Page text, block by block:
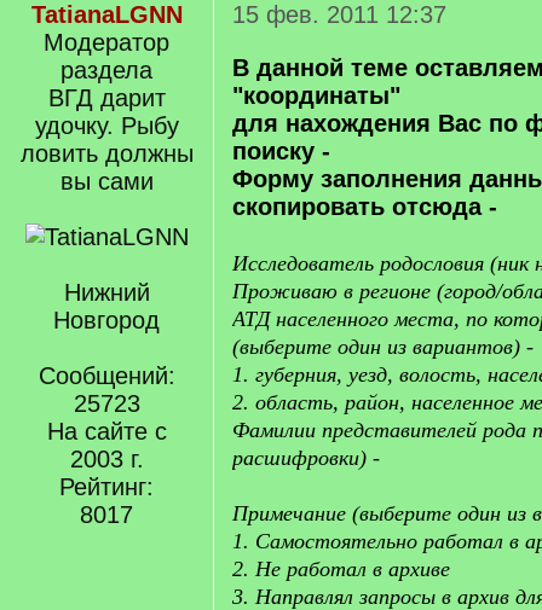
TatianaLGNN
Модератор
раздела
ВГД дарит
удочку. Рыбу
ловить должны
вы сами
Нижний
Новгород
Сообщений:
25723
На сайте с
2003 г.
Рейтинг:
8017
15 фев. 2011 12:37
В данной теме
"координаты"
для нахождения Вас по
поиску -
Форму заполнения
скопировать отсюда -
Исследователь родословия
Проживаю в регионе (город/
АТД населенного места, по
(выберите один из вариантов) -
1. губерния, уезд, волость,
2. область, район, населенное
Фамилии представителей рода
расшифровки) -
Примечание (выберите один из
1. Самостоятельно работал в
2. Не работал в архиве
3. Направлял запросы в архив